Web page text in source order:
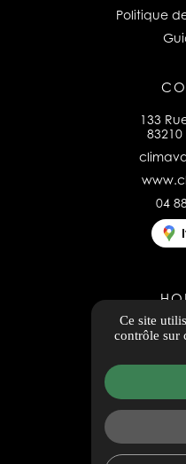
Politique
133
04
Ouvert du
8h00 -
Ce site
contrôle sur